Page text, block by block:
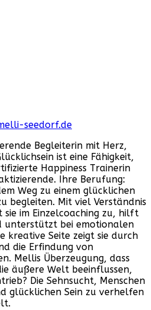
seedorf.de
Begleiterin mit Herz,
ist eine Fähigkeit,
Happiness Trainerin
Ihre Berufung:
Weg zu einem glücklichen
begleiten. Mit viel Verständnis
im Einzelcoaching zu, hilft
unterstützt bei emotionalen
kreative Seite zeigt sie durch
die Erfindung von
Mellis Überzeugung, dass
äußere Welt beeinflussen,
Die Sehnsucht, Menschen
glücklichen Sein zu verhelfen